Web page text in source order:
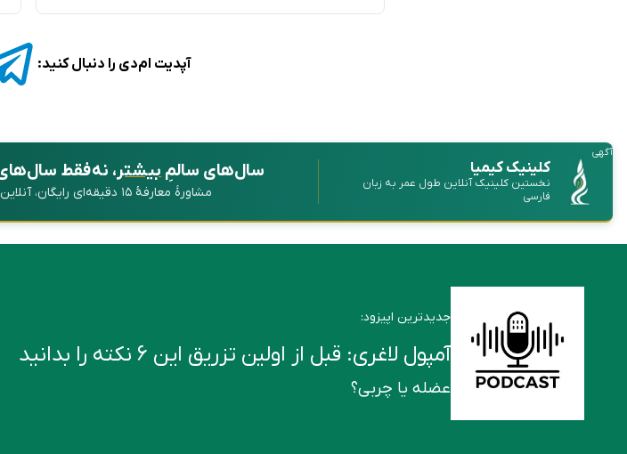
آپدیت ام‌دی را دنبال کنید:
آگهی
کلینیک کیمیا
نخستین کلینیک آنلاین طول عمر به زبان
فارسی
سال‌های سالمِبیشتر، نه فقط
مشاورهٔ معارفهٔ ۱۵ دقیقه‌ای رایگان، آنلاین
جدیدترین اپیزود:
آمپول لاغری: قبل از اولین تزریق این ۶ نکته را بدانید
عضله یا چربی؟